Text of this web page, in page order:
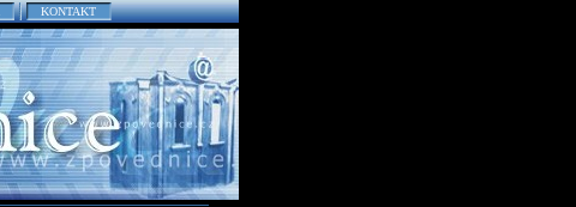
KONTAKT